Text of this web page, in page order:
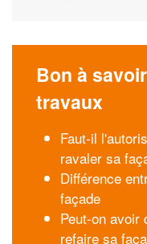
Bon à
travaux
Faut-il
ravaler sa
Différence
façade
Peut-on avoir
refaire sa